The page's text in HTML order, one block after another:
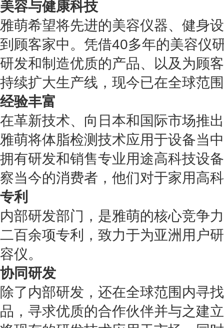
美容与健康科技
雅萌希望将先进的美容仪器、健身
到顾客家中。 凭借40多年的美容仪
研发和制造优质的产品、以及为顾
持续扩大生产线，现今已在全球范
经验丰富
在革新技术、向日本和国际市场推
雅萌将体脂检测技术应用于设备当
拥有研发和销售专业用途高科技设
察当今的消费者，他们对于家用高
专利
内部研发部门，是雅萌的核心竞争
二百余项专利，致力于为亚洲用户
容仪。
协同研发
除了内部研发，还在全球范围内寻
品，寻求优质的合作伙伴并与之建